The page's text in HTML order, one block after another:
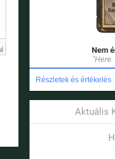
Nem
"Here.
Részletek és értékelés
Aktuális